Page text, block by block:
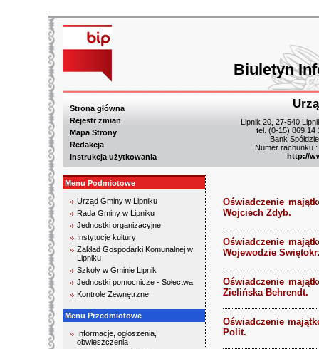
Biuletyn
Strona główna
Rejestr zmian
Mapa Strony
Redakcja
Instrukcja użytkowania
Lipnik 20, 27-540
tel. (0-15) 869 14
Bank
Numer rachunku
http://
Menu Podmiotowe
Urząd Gminy w Lipniku
Rada Gminy w Lipniku
Jednostki organizacyjne
Instytucje kultury
Zakład Gospodarki Komunalnej w
Lipniku
Szkoły w Gminie Lipnik
Jednostki pomocnicze - Sołectwa
Kontrole Zewnętrzne
Menu Przedmiotowe
Informacje, ogłoszenia,
obwieszczenia
Oświadczenie
Wojciech Zdyb.
Oświadczenie
Wojewodzie
Oświadczenie
Zielińska Behrendt.
Oświadczenie
Polit.